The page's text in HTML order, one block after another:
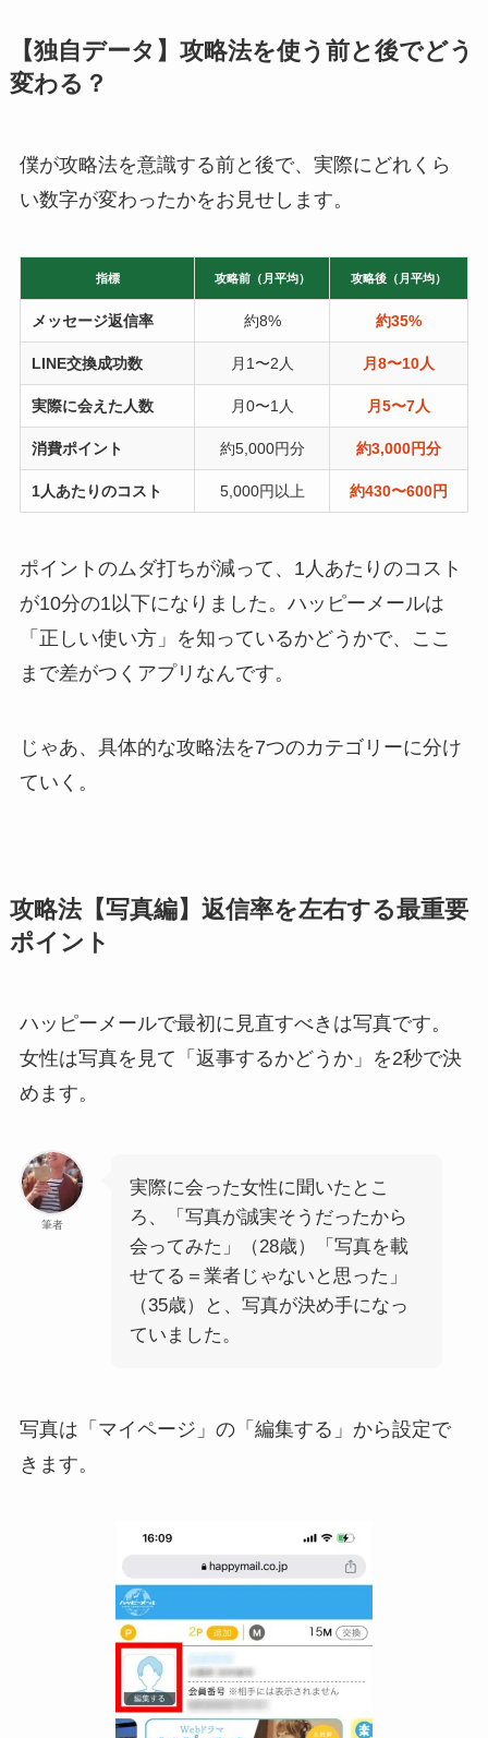
【独自データ】攻略法を使う前と後でどう
変わる？
僕が攻略法を意識する前と後で、実際にどれくら
い数字が変わったかをお見せします。
指標 攻略前（月平均） 攻略後（月平均）
メッセージ返信率 約8% 約35%
LINE交換成功数 月1〜2人 月8〜10人
実際に会えた人数 月0〜1人 月5〜7人
消費ポイント 約5,000円分 約3,000円分
1人あたりのコスト 5,000円以上 約430〜600円
ポイントのムダ打ちが減って、1人あたりのコスト
が10分の1以下になりました。ハッピーメールは
「正しい使い方」を知っているかどうかで、ここ
まで差がつくアプリなんです。
じゃあ、具体的な攻略法を7つのカテゴリーに分け
ていく。
攻略法【写真編】返信率を左右する最重要
ポイント
ハッピーメールで最初に見直すべきは写真です。
女性は写真を見て「返事するかどうか」を2秒で決
めます。
筆者
実際に会った女性に聞いたとこ
ろ、「写真が誠実そうだったから
会ってみた」（28歳）「写真を載
せてる＝業者じゃないと思った」
（35歳）と、写真が決め手になっ
ていました。
写真は「マイページ」の「編集する」から設定で
きます。